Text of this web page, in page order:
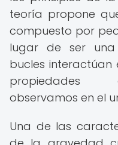
teoría propone
compuesto por
lugar de ser una
bucles
propiedades
observamos en el
Una de las